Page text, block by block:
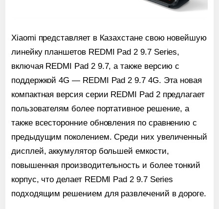
Xiaomi представляет в Казахстане свою новейшую
линейку планшетов REDMI Pad 2 9.7 Series,
включая REDMI Pad 2 9.7, а также версию с
поддержкой 4G — REDMI Pad 2 9.7 4G. Эта новая
компактная версия серии REDMI Pad 2 предлагает
пользователям более портативное решение, а
также всесторонние обновления по сравнению с
предыдущим поколением. Среди них увеличенный
дисплей, аккумулятор большей емкости,
повышенная производительность и более тонкий
корпус, что делает REDMI Pad 2 9.7 Series
подходящим решением для развлечений в дороге.